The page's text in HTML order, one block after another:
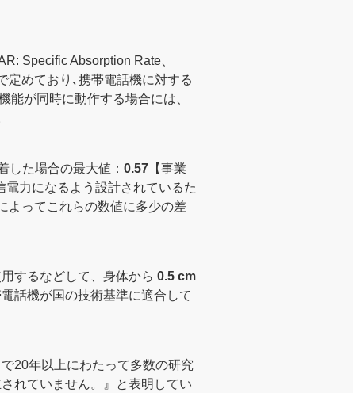
Specific Absorption Rate、
定めており､携帯電話機に対する
能が同時に動作する場合には、
した場合の最大値： 0.57 【事業
力になるよう設計されているた
よってこれらの数値に多少の差
するなどして、身体から 0.5 cm
話機が国の技術基準に適合して
20年以上にわたって多数の研究
れていません。』と表明してい